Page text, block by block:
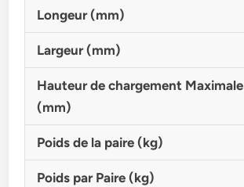
Longeur (mm)
Largeur (mm)
Hauteur de chargement Maximale
(mm)
Poids de la paire (kg)
Poids par Paire (kg)